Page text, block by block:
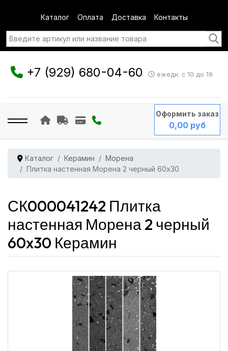
Каталог Оплата Доставка Контакты
+7 (929) 680-04-60 ежедн. с 10 до 19
Оформить заказ
0,00 руб
Каталог Керамин
Морена
Плитка настенная Морена 2 черный 60x30
СК000041242 Плитка
настенная Морена 2 черный
60x30 Керамин